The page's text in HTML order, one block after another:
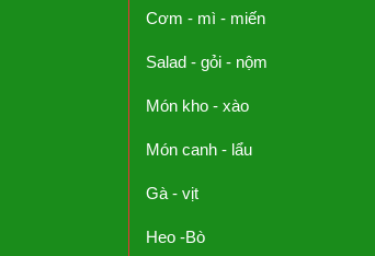
Cơm - mì - miến
Salad - gỏi - nộm
Món kho - xào
Món canh - lẩu
Gà - vịt
Heo -Bò